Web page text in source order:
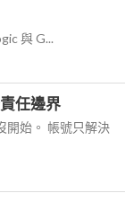
與 G...
任邊界
開始。 帳號只解決